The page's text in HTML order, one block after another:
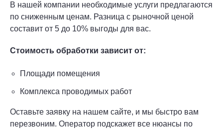
В нашей компании необходимые услуги предлагаются
по сниженным ценам. Разница с рыночной ценой
составит от 5 до 10% выгоды для вас.
Стоимость обработки зависит от:
Площади помещения
Комплекса проводимых работ
Оставьте заявку на нашем сайте, и мы быстро вам
перезвоним. Оператор подскажет все нюансы по